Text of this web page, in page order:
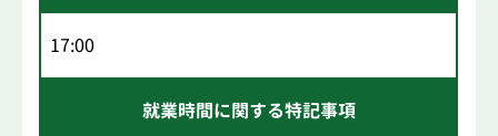
17:00
就業時間に関する特記事項